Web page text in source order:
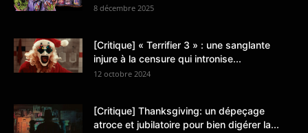
8 décembre 2025
[Critique] « Terrifier 3 » : une sanglante
injure à la censure qui intronise...
12 octobre 2024
[Critique] Thanksgiving: un dépeçage
atroce et jubilatoire pour bien digérer la...